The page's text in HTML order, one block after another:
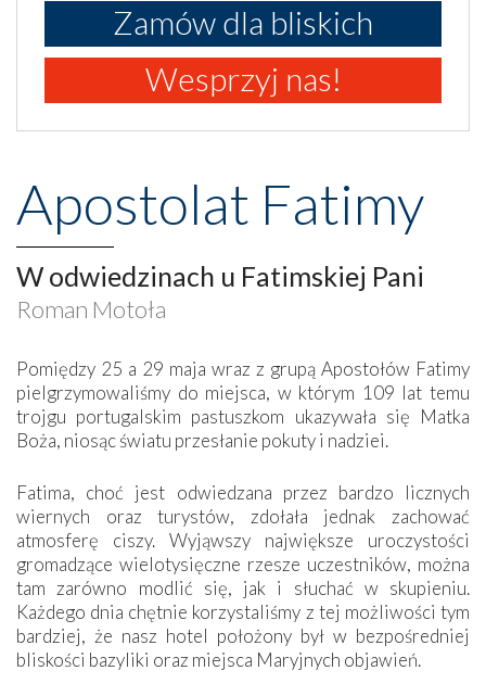
Zamów dla bliskich
Wesprzyj nas!
Apostolat Fatimy
W odwiedzinach u Fatimskiej Pani
Roman Motoła
Pomiędzy 25 a 29 maja wraz z grupą Apostołów Fatimy
pielgrzymowaliśmy do miejsca, w którym 109 lat temu
trojgu portugalskim pastuszkom ukazywała się Matka
Boża, niosąc światu przesłanie pokuty i nadziei.
Fatima, choć jest odwiedzana przez bardzo licznych
wiernych oraz turystów, zdołała jednak zachować
atmosferę ciszy. Wyjąwszy największe uroczystości
gromadzące wielotysięczne rzesze uczestników, można
tam zarówno modlić się, jak i słuchać w skupieniu.
Każdego dnia chętnie korzystaliśmy z tej możliwości tym
bardziej, że nasz hotel położony był w bezpośredniej
bliskości bazyliki oraz miejsca Maryjnych objawień.